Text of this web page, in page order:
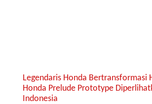
Legendaris Honda Bertransformasi
Honda Prelude Prototype
Indonesia